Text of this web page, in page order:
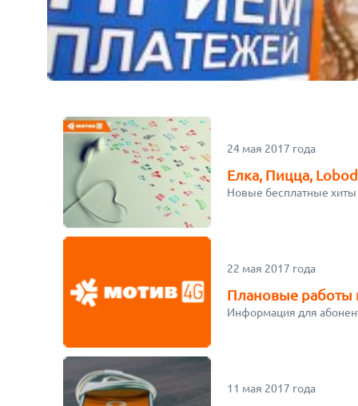
24 мая 2017 года
Елка, Пицца,
Новые бесплатные хиты
22 мая 2017 года
Плановые работы
Информация для
11 мая 2017 года